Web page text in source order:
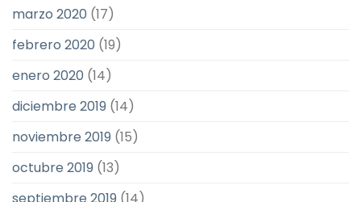
marzo 2020 (17)
febrero 2020 (19)
enero 2020 (14)
diciembre 2019 (14)
noviembre 2019 (15)
octubre 2019 (13)